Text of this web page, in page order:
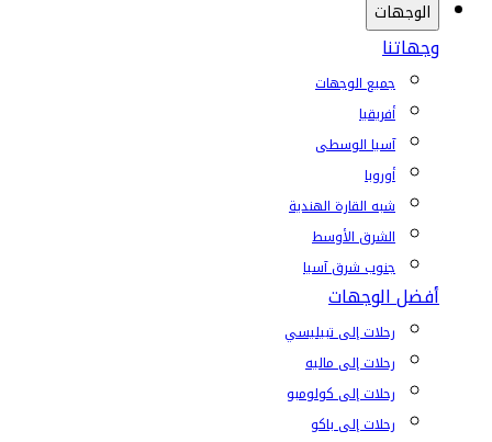
الوجهات
وجهاتنا
جميع الوجهات
أفريقيا
آسيا الوسطى
أوروبا
شبه القارة الهندية
الشرق الأوسط
جنوب شرق آسيا
أفضل الوجهات
رحلات إلى تبيليسي
رحلات إلى ماليه
رحلات إلى كولومبو
رحلات إلى باكو